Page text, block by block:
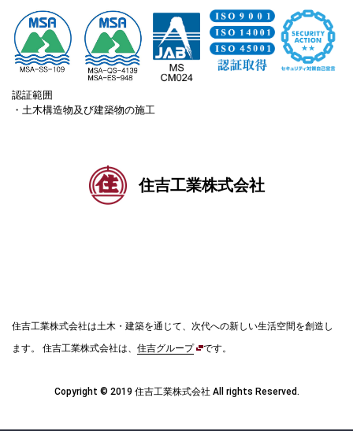
認証範囲
・土木構造物及び建築物の施工
住吉工業株式会社
住吉工業株式会社は土木・建築を通じて、次代への新しい生活空間を創造し
ます。
住吉工業株式会社は、 住吉グループです。
Copyright © 2019 住吉工業株式会社 All rights Reserved.